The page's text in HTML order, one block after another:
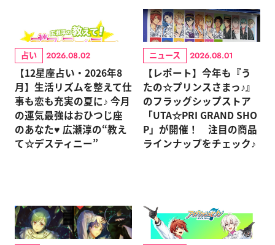
占い 2026.08.02
【12星座占い・2026年8
月】生活リズムを整えて仕
事も恋も充実の夏に♪ 今月
の運気最強はおひつじ座
のあなた♥ 広瀬淳の“教え
て☆デスティニー”
ニュース 2026.08.01
【レポート】今年も『う
たの☆プリンスさまっ♪』
のフラッグシップストア
「UTA☆PRI GRAND SHO
P」が開催！ 注目の商品
ラインナップをチェック♪